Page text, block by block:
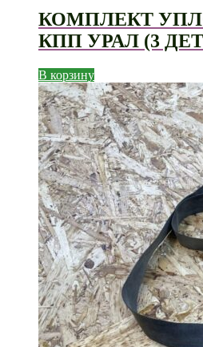
КОМПЛЕКТ
КПП УРАЛ (3
В корзину